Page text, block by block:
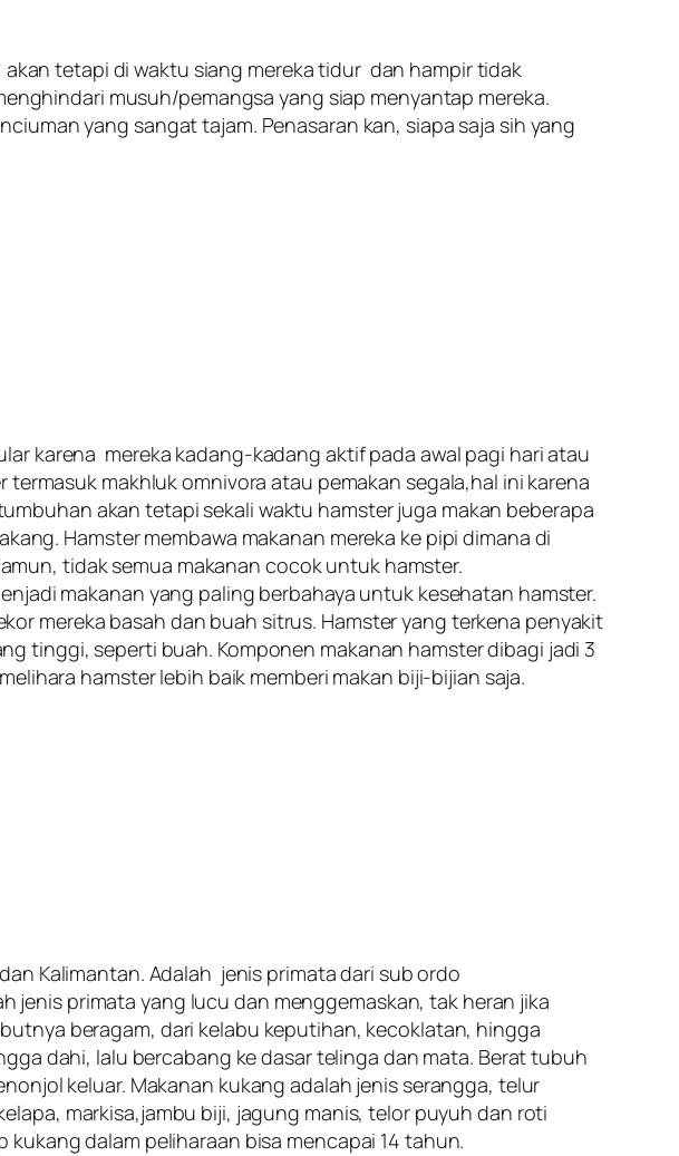
tetapi di waktu siang mereka tidur dan hampir tidak
musuh/pemangsa yang siap menyantap mereka.
yang sangat tajam. Penasaran kan, siapa saja sih yang
karena mereka kadang-kadang aktif pada awal pagi hari atau
makhluk omnivora atau pemakan segala,hal ini karena
akan tetapi sekali waktu hamster juga makan beberapa
Hamster membawa makanan mereka ke pipi dimana di
tidak semua makanan cocok untuk hamster.
makanan yang paling berbahaya untuk kesehatan hamster.
mereka basah dan buah sitrus. Hamster yang terkena penyakit
tinggi, seperti buah. Komponen makanan hamster dibagi jadi 3
hamster lebih baik memberi makan biji-bijian saja.
Kalimantan. Adalah jenis primata dari sub ordo
jenis primata yang lucu dan menggemaskan, tak heran jika
beragam, dari kelabu keputihan, kecoklatan, hingga
dahi, lalu bercabang ke dasar telinga dan mata. Berat tubuh
keluar. Makanan kukang adalah jenis serangga, telur
markisa,jambu biji, jagung manis, telor puyuh dan roti
dalam peliharaan bisa mencapai 14 tahun.